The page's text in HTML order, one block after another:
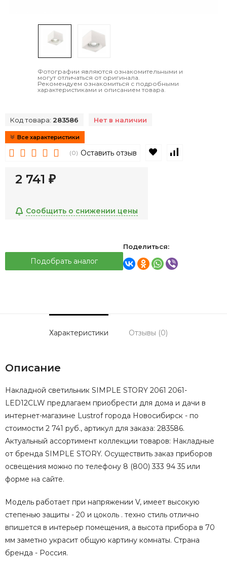
Фотографии являются ознакомительными и
могут отличаться от оригинала.
Рекомендуем ознакомиться с подробными
характеристиками и описанием товара.
Код товара: 283586 Нет в наличии
Все характеристики
(0) Оставить отзыв В избранное
2 741 ₽
Сообщить о снижении цены
Подобрать аналог
Поделиться:
Характеристики Отзывы (0)
Описание
Накладной светильник SIMPLE STORY 2061 2061-
LED12CLW предлагаем приобрести для дома и дачи в
интернет-магазине Lustrof города Новосибирск - по
стоимости 2 741 руб., артикул для заказа: 283586.
Актуальный ассортимент коллекции товаров: Накладные
от бренда SIMPLE STORY. Осуществить заказ приборов
освещения можно по телефону 8 (800) 333 94 35 или
форме на сайте.
Модель работает при напряжении V, имеет высокую
степенью защиты - 20 и цоколь . техно стиль отлично
впишется в интерьер помещения, а высота прибора в 70
мм заметно украсит общую картину комнаты. Страна
бренда - Россия.